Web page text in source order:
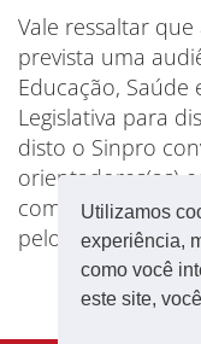
Utilizamos
experiência,
como você
este site,
Vale ressaltar
prevista uma
Educação, Saúde
Legislativa para
disto o Sinpro
orientadores(as)
comparecerem à
pelos nossos